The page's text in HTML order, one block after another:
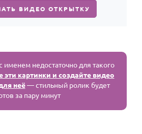
ВИДЕО ОТКРЫТКУ
недостаточно для такого
картинки и создайте видео
неё— стильный ролик будет
за пару минут